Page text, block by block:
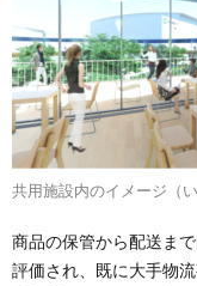
共用施設内のイメージ（
商品の保管から配送ま
評価され、既に大手物